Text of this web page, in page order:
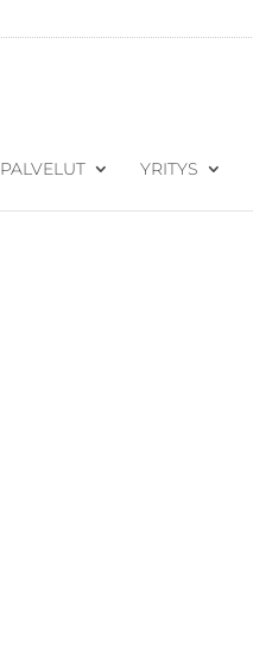
PALVELUT YRITYS